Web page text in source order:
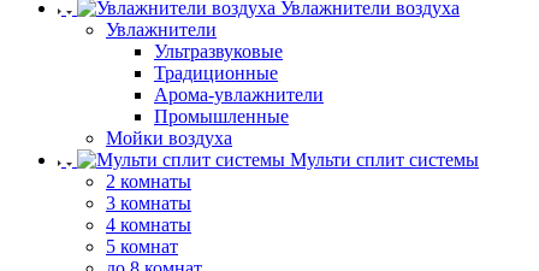
Увлажнители воздуха
Увлажнители
Ультразвуковые
Традиционные
Арома-увлажнители
Промышленные
Мойки воздуха
Мульти сплит системы
2 комнаты
3 комнаты
4 комнаты
5 комнат